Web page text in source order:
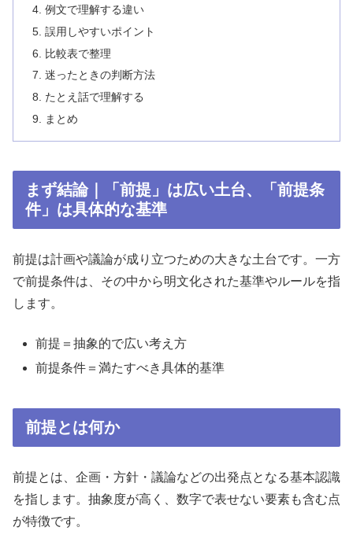
例文で理解する違い
誤用しやすいポイント
比較表で整理
迷ったときの判断方法
たとえ話で理解する
まとめ
まず結論｜「前提」は広い土台、「前提条
件」は具体的な基準
前提は計画や議論が成り立つための大きな土台です。一方
で前提条件は、その中から明文化された基準やルールを指
します。
前提＝抽象的で広い考え方
前提条件＝満たすべき具体的基準
前提とは何か
前提とは、企画・方針・議論などの出発点となる基本認識
を指します。抽象度が高く、数字で表せない要素も含む点
が特徴です。